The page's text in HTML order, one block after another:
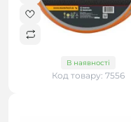
В наявності
Код товару: 7556